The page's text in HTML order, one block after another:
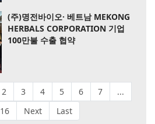
(주)명전바이오· 베트남 MEKONG
HERBALS CORPORATION 기업
100만불 수출 협약
2 3 4 5 6 7
...
16 Next Last